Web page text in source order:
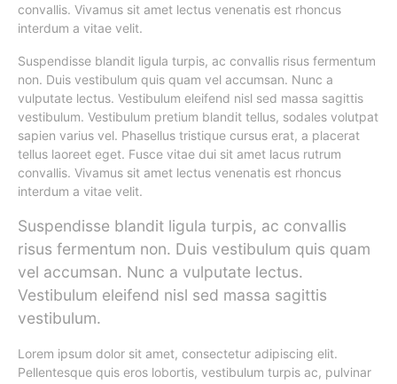
convallis. Vivamus sit amet lectus venenatis est rhoncus
interdum a vitae velit.
Suspendisse blandit ligula turpis, ac convallis risus fermentum
non. Duis vestibulum quis quam vel accumsan. Nunc a
vulputate lectus. Vestibulum eleifend nisl sed massa sagittis
vestibulum. Vestibulum pretium blandit tellus, sodales volutpat
sapien varius vel. Phasellus tristique cursus erat, a placerat
tellus laoreet eget. Fusce vitae dui sit amet lacus rutrum
convallis. Vivamus sit amet lectus venenatis est rhoncus
interdum a vitae velit.
Suspendisse blandit ligula turpis, ac convallis
risus fermentum non. Duis vestibulum quis quam
vel accumsan. Nunc a vulputate lectus.
Vestibulum eleifend nisl sed massa sagittis
vestibulum.
Lorem ipsum dolor sit amet, consectetur adipiscing elit.
Pellentesque quis eros lobortis, vestibulum turpis ac, pulvinar